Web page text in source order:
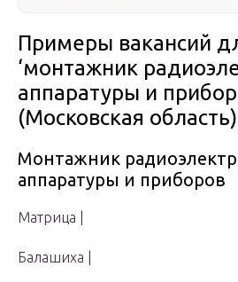
Примеры вакансий
‘монтажник
аппаратуры и
(Московская область)
Монтажник
аппаратуры и приборов
Матрица |
Балашиха |